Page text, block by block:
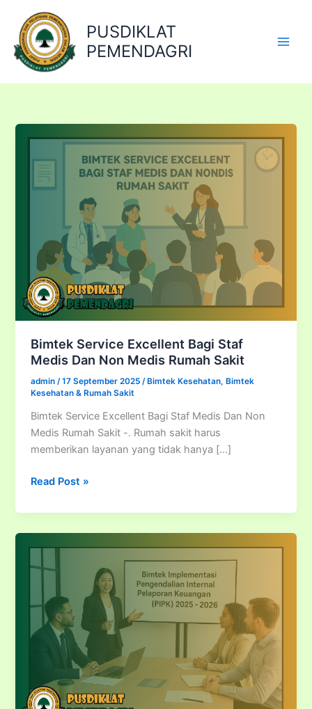
konten
PUSDIKLAT
PEMENDAGRI
Bimtek Service Excellent Bagi Staf
Medis Dan Non Medis Rumah Sakit
admin/17 September 2025/Bimtek Kesehatan,Bimtek
Kesehatan & Rumah Sakit
Bimtek Service Excellent Bagi Staf Medis Dan Non
Medis Rumah Sakit -. Rumah sakit harus
memberikan layanan yang tidak hanya […]
Bimtek
Excellent
Bagi
Staf
Medis
Non
Medis
Rumah
Read Post »